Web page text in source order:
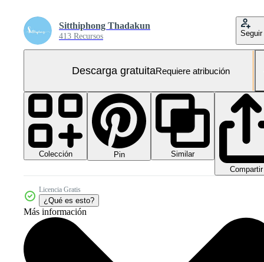
Sitthiphong Thadakun
413 Recursos Seguir
Descarga gratuitaRequiere atribución
Colección Pin
Similar
Compartir
Licencia Gratis
¿Qué es esto?
Más información